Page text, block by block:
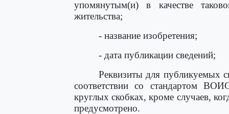
упомянутым(и) в качестве
жительства;
- название изобретения;
- дата публикации сведений;
Реквизиты для публикуемых
соответствии со стандартом
круглых скобках, кроме случаев,
предусмотрено.